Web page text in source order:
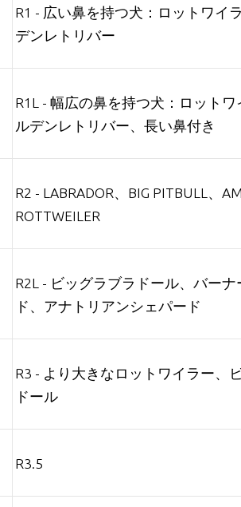
R1 - 広い鼻を持つ犬：ロットワイ
デンレトリバー
R1L - 幅広の鼻を持つ犬：ロット
ルデンレトリバー、長い鼻付き
R2 - LABRADOR、BIG PITBULL、
ROTTWEILER
R2L - ビッグラブラドール、バー
ド、アナトリアンシェパード
R3 - より大きなロットワイラー、
ドール
R3.5